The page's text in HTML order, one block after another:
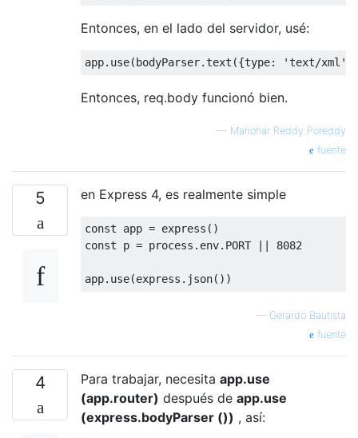
Entonces, en el lado del servidor, usé:
app. use(bodyParser.text ({type: 'text/xml'
Entonces, req.body funcionó bien.
— Manohar Reddy Poreddy
fuente
5 en Express 4, es realmente simple
const app = express ()
const p = process . env. PORT || 8082
app. use(express . json())
— Gerardo Bautista
fuente
4 Para trabajar, necesita app.use
(app.router) después de app.use
(express.bodyParser ()) , así: